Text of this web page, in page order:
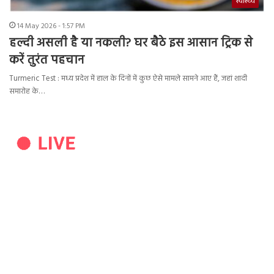
14 May 2026 - 1:57 PM
हल्दी असली है या नकली? घर बैठे इस आसान ट्रिक से
करें तुरंत पहचान
Turmeric Test : मध्य प्रदेश में हाल के दिनों में कुछ ऐसे मामले सामने आए हैं, जहां शादी
समारोह के…